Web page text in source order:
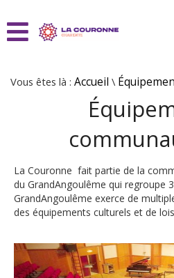
Vous êtes là : Accueil \
La Couronne fait partie de la
du GrandAngoulême qui regroupe
GrandAngoulême exerce de
des équipements culturels et de